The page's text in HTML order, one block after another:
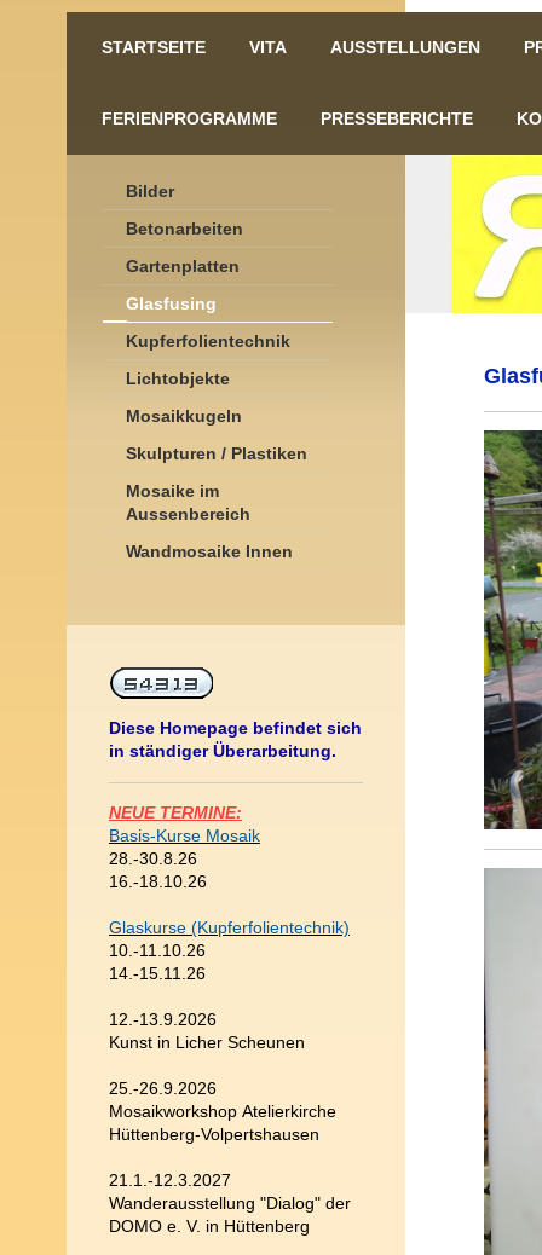
STARTSEITE VITA AUSSTELLUNGEN
FERIENPROGRAMME PRESSEBERICHTE
Bilder
Betonarbeiten
Gartenplatten
Glasfusing
Kupferfolientechnik
Lichtobjekte
Mosaikkugeln
Skulpturen / Plastiken
Mosaike im
Aussenbereich
Wandmosaike Innen
Diese Homepage befindet sich
in ständiger Überarbeitung.
NEUE TERMINE:
Basis-Kurse Mosaik
28.-30.8.26
16.-18.10.26
Glaskurse (Kupferfolientechnik)
10.-11.10.26
14.-15.11.26
12.-13.9.2026
Kunst in Licher Scheunen
25.-26.9.2026
Mosaikworkshop Atelierkirche
Hüttenberg-Volpertshausen
21.1.-12.3.2027
Wanderausstellung "Dialog" der
DOMO e. V. in Hüttenberg